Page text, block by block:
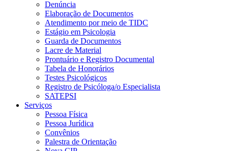
Denúncia
Elaboração de Documentos
Atendimento por meio de TIDC
Estágio em Psicologia
Guarda de Documentos
Lacre de Material
Prontuário e Registro Documental
Tabela de Honorários
Testes Psicológicos
Registro de Psicóloga/o Especialista
SATEPSI
Serviços
Pessoa Física
Pessoa Jurídica
Convênios
Palestra de Orientação